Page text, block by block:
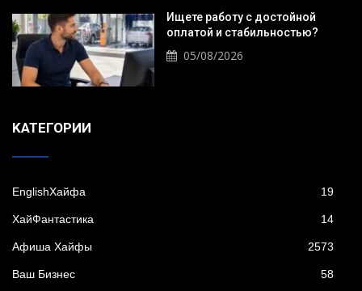
Ищете работу с достойной
оплатой и стабильностью?
05/08/2026
KАТЕГОРИИ
EnglishХайфа 19
XайФантастика 14
Афиша Хайфы 2573
Ваш Бизнес 58